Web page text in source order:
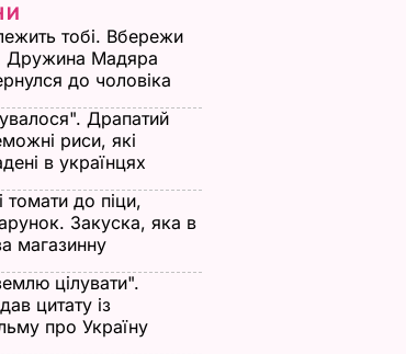
тобі. Вбережи
Дружина Мадяра
до чоловіка
Драпатий
риси, які
в українцях
томати до піци,
Закуска, яка в
магазинну
цілувати".
цитату із
про Україну